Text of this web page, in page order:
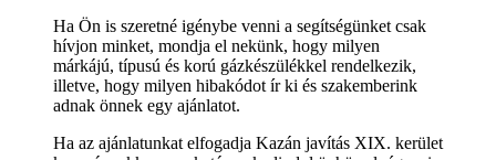
Ha Ön is szeretné igénybe venni a segítségünket csak
hívjon minket, mondja el nekünk, hogy milyen
márkájú, típusú és korú gázkészülékkel rendelkezik,
illetve, hogy milyen hibakódot ír ki és szakemberink
adnak önnek egy ajánlatot.
Ha az ajánlatunkat elfogadja Kazán javítás XIX. kerület